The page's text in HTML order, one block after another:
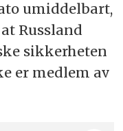
umiddelbart,
Russland
sikkerheten
er medlem av